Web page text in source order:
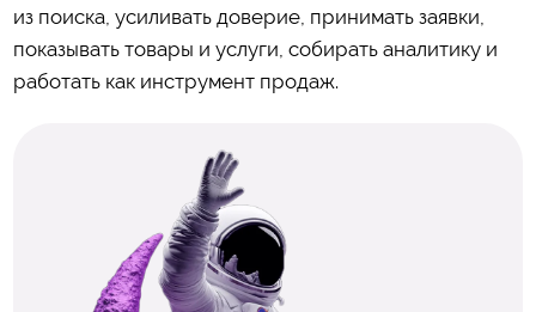
из поиска, усиливать доверие, принимать заявки,
показывать товары и услуги, собирать аналитику и
работать как инструмент продаж.